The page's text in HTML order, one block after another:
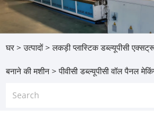
घर > उत्पादों> लकड़ी प्लास्टिक डब्ल्यूपीसी
बनाने की मशीन > पीवीसी डब्ल्यूपीसी वॉल पैनल